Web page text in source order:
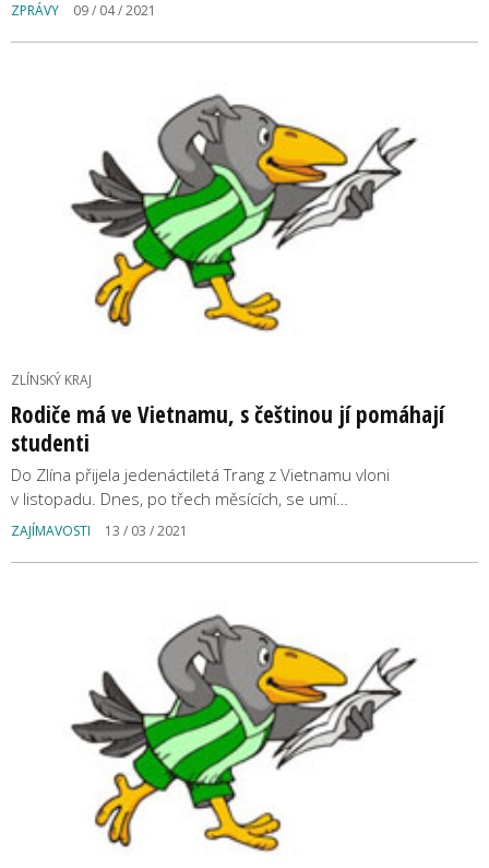
ZPRÁVY 09 / 04 / 2021
ZLÍNSKÝ KRAJ
Rodiče má ve Vietnamu, s češtinou jí pomáhají
studenti
Do Zlína přijela jedenáctiletá Trang z Vietnamu vloni
v listopadu. Dnes, po třech měsících, se umí…
ZAJÍMAVOSTI 13 / 03 / 2021